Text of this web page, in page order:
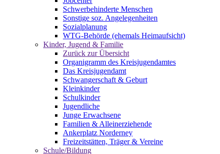
Schwerbehinderte Menschen
Sonstige soz. Angelegenheiten
Sozialplanung
WTG-Behörde (ehemals Heimaufsicht)
Kinder, Jugend & Familie
Zurück zur Übersicht
Organigramm des Kreisjugendamtes
Das Kreisjugendamt
Schwangerschaft & Geburt
Kleinkinder
Schulkinder
Jugendliche
Junge Erwachsene
Familien & Alleinerziehende
Ankerplatz Norderney
Freizeitstätten, Träger & Vereine
Schule/Bildung